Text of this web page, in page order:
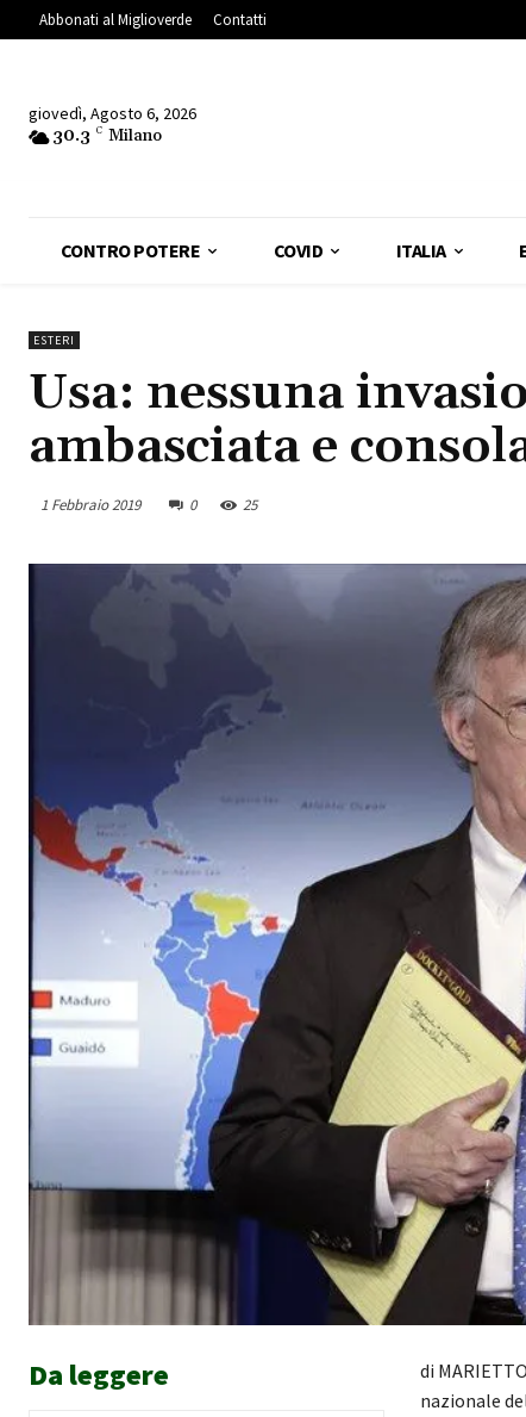
Abbonati al Miglioverde Contatti
giovedì, Agosto 6, 2026
30.3 C Milano
CONTRO POTERE COVID ITALIA
ESTERI
Usa: nessuna
ambasciata e
1 Febbraio 2019 0 25
Da leggere
di
nazionale